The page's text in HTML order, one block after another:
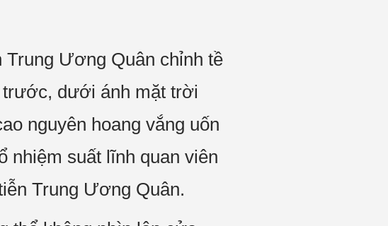
Trung Ương Quân chỉnh tề
trước, dưới ánh mặt trời
nguyên hoang vắng uốn
suất lĩnh quan viên
Trung Ương Quân.